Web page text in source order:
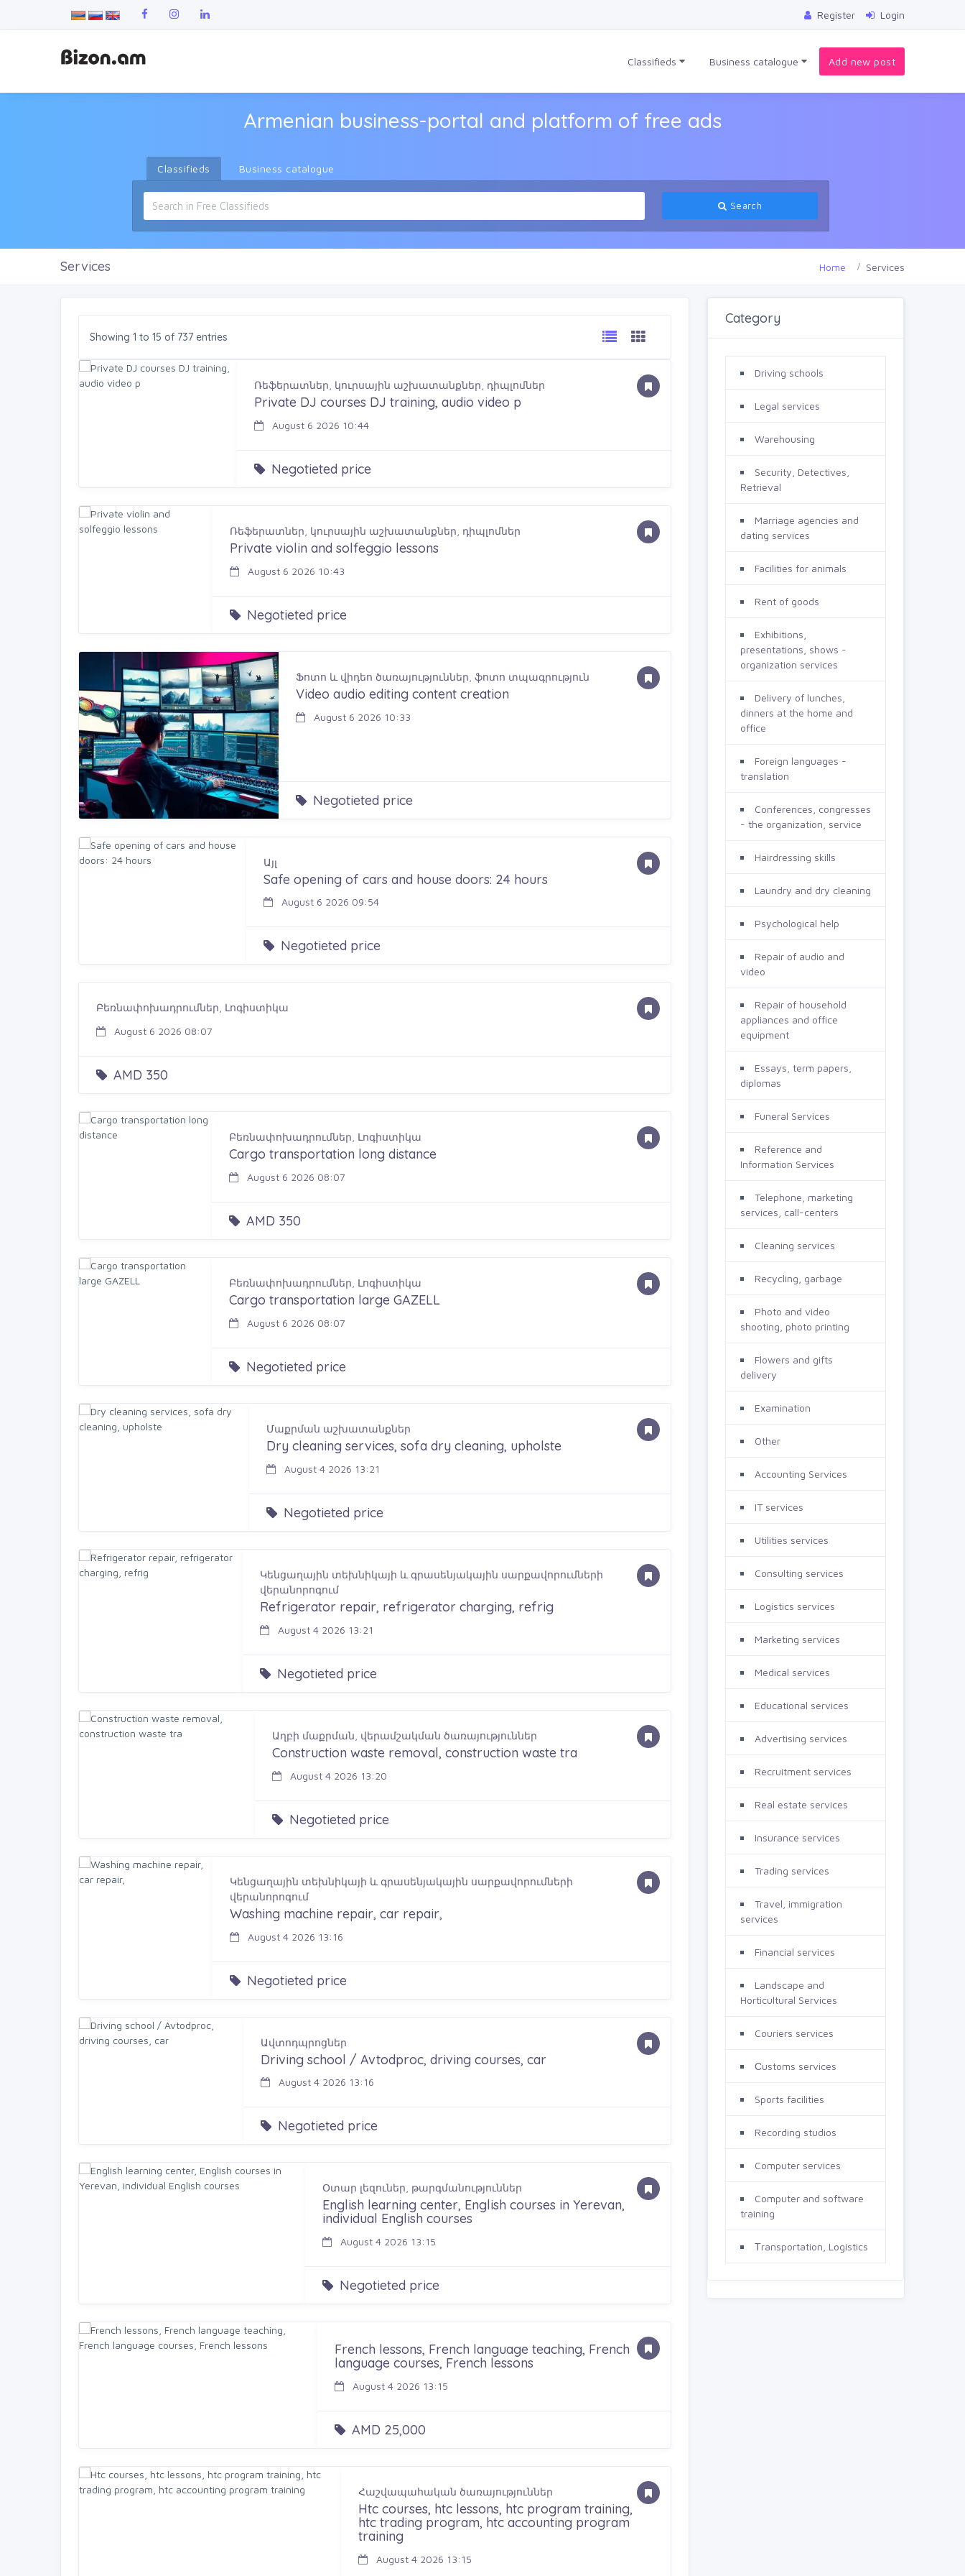
Register Login
Classifieds Business catalogue Add new post
Armenian business-portal and platform of free ads
Classifieds Business catalogue
Search
Services Home Services
Showing 1 to 15 of 737 entries
Ռեֆերատներ, կուրսային աշխատանքներ, դիպլոմներ
Private DJ courses DJ training, audio video p
August 6 2026 10:44
Negotieted price
Ռեֆերատներ, կուրսային աշխատանքներ, դիպլոմներ
Private violin and solfeggio lessons
August 6 2026 10:43
Negotieted price
Ֆոտո և վիդեո ծառայություններ, ֆոտո տպագրություն
Video audio editing content creation
August 6 2026 10:33
Negotieted price
Այլ
Safe opening of cars and house doors: 24 hours
August 6 2026 09:54
Negotieted price
Բեռնափոխադրումներ, Լոգիստիկա
August 6 2026 08:07
AMD 350
Բեռնափոխադրումներ, Լոգիստիկա
Cargo transportation long distance
August 6 2026 08:07
AMD 350
Բեռնափոխադրումներ, Լոգիստիկա
Cargo transportation large GAZELL
August 6 2026 08:07
Negotieted price
Մաքրման աշխատանքներ
Dry cleaning services, sofa dry cleaning, upholste
August 4 2026 13:21
Negotieted price
Կենցաղային տեխնիկայի և գրասենյակային սարքավորումների
վերանորոգում
Refrigerator repair, refrigerator charging, refrig
August 4 2026 13:21
Negotieted price
Աղբի մաքրման, վերամշակման ծառայություններ
Construction waste removal, construction waste tra
August 4 2026 13:20
Negotieted price
Կենցաղային տեխնիկայի և գրասենյակային սարքավորումների
վերանորոգում
Washing machine repair, car repair,
August 4 2026 13:16
Negotieted price
Ավտոդպրոցներ
Driving school / Avtodproc, driving courses, car
August 4 2026 13:16
Negotieted price
Օտար լեզուներ, թարգմանություններ
English learning center, English courses in Yerevan,
individual English courses
August 4 2026 13:15
Negotieted price
French lessons, French language teaching, French
language courses, French lessons
August 4 2026 13:15
AMD 25,000
Հաշվապահական ծառայություններ
Htc courses, htc lessons, htc program training,
htc trading program, htc accounting program
training
August 4 2026 13:15
Category
Driving schools
Legal services
Warehousing
Security, Detectives,
Retrieval
Marriage agencies and
dating services
Facilities for animals
Rent of goods
Exhibitions,
presentations, shows -
organization services
Delivery of lunches,
dinners at the home and
office
Foreign languages -
translation
Conferences, congresses
- the organization, service
Hairdressing skills
Laundry and dry cleaning
Psychological help
Repair of audio and
video
Repair of household
appliances and office
equipment
Essays, term papers,
diplomas
Funeral Services
Reference and
Information Services
Telephone, marketing
services, call-centers
Cleaning services
Recycling, garbage
Photo and video
shooting, photo printing
Flowers and gifts
delivery
Examination
Other
Accounting Services
IT services
Utilities services
Consulting services
Logistics services
Marketing services
Medical services
Educational services
Advertising services
Recruitment services
Real estate services
Insurance services
Trading services
Travel, immigration
services
Financial services
Landscape and
Horticultural Services
Couriers services
Сustoms services
Sports facilities
Recording studios
Computer services
Computer and software
training
Тransportation, Logistics